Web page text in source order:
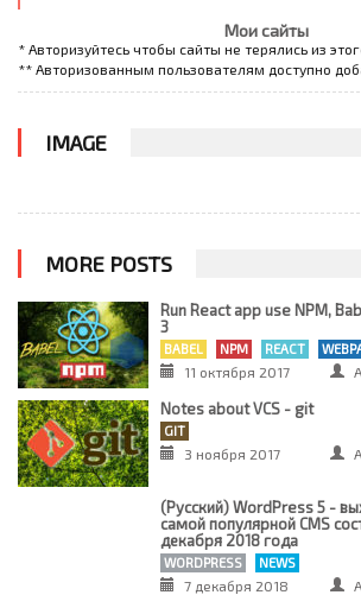
Мои сайты
* Авторизуйтесь чтобы сайты не терялись из
** Авторизованным пользователям доступно
IMAGE
MORE POSTS
Run React app use NPM,
3
BABEL NPM REACT
11 октября 2017
Notes about VCS - git
GIT
3 ноября 2017
(Русский) WordPress 5 -
самой популярной CMS
декабря 2018 года
WORDPRESS NEWS
7 декабря 2018